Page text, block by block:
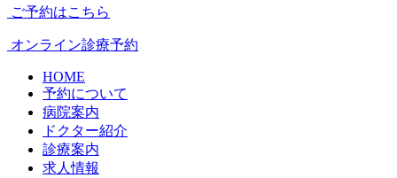
ご予約はこちら
オンライン診療予約
HOME
予約について
病院案内
ドクター紹介
診療案内
求人情報